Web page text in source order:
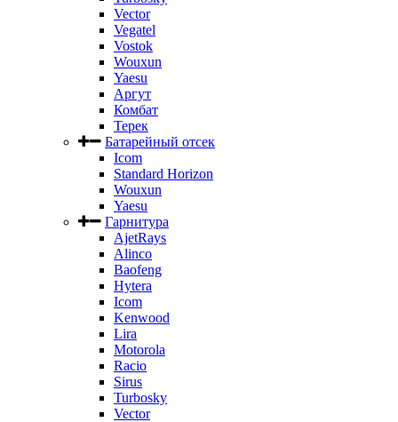
Vector
Vegatel
Vostok
Wouxun
Yaesu
Аргут
Комбат
Терек
Батарейный отсек
Icom
Standard Horizon
Wouxun
Yaesu
Гарнитура
AjetRays
Alinco
Baofeng
Hytera
Icom
Kenwood
Lira
Motorola
Racio
Sirus
Turbosky
Vector